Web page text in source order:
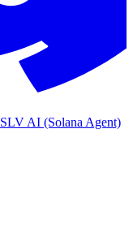
SLV AI (Solana Agent)